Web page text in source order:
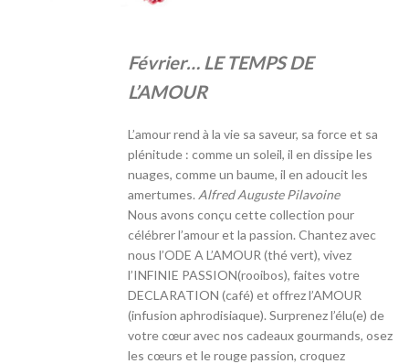
Février… LE TEMPS DE
L’AMOUR
L’amour rend à la vie sa saveur, sa force et sa
plénitude : comme un soleil, il en dissipe les
nuages, comme un baume, il en adoucit les
amertumes. Alfred Auguste Pilavoine
Nous avons conçu cette collection pour
célébrer l’amour et la passion. Chantez avec
nous l’ODE A L’AMOUR (thé vert), vivez
l’INFINIE PASSION(rooibos), faites votre
DECLARATION (café) et offrez l’AMOUR
(infusion aphrodisiaque). Surprenez l’élu(e) de
votre cœur avec nos cadeaux gourmands, osez
les cœurs et le rouge passion, croquez